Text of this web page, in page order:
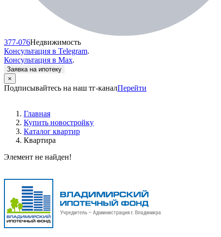
377-076Недвижимость
Консультация в Telegram.
Консультация в Max.
Заявка на ипотеку
×
Подписывайтесь на наш тг-каналПерейти
Главная
Купить новостройку
Каталог квартир
Квартира
Элемент не найден!